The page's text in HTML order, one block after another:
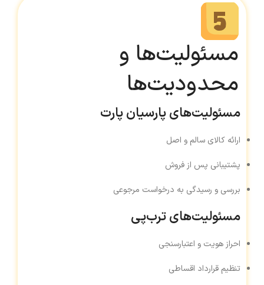
مسئولیت‌ها و
محدودیت‌ها
مسئولیت‌های پارسیان پارت
ارائه کالای سالم و اصل
پشتیبانی پس از فروش
بررسی و رسیدگی به درخواست مرجوعی
مسئولیت‌های ترب‌پی
احراز هویت و اعتبارسنجی
تنظیم قرارداد اقساطی